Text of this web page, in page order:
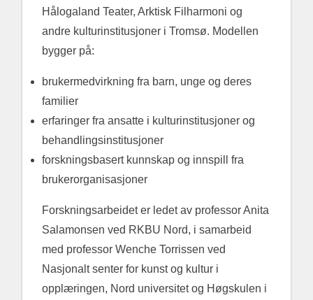
Hålogaland Teater, Arktisk Filharmoni og
andre kulturinstitusjoner i Tromsø. Modellen
bygger på:
brukermedvirkning fra barn, unge og deres
familier
erfaringer fra ansatte i kulturinstitusjoner og
behandlingsinstitusjoner
forskningsbasert kunnskap og innspill fra
brukerorganisasjoner
Forskningsarbeidet er ledet av professor Anita
Salamonsen ved RKBU Nord, i samarbeid
med professor Wenche Torrissen ved
Nasjonalt senter for kunst og kultur i
opplæringen, Nord universitet og Høgskulen i